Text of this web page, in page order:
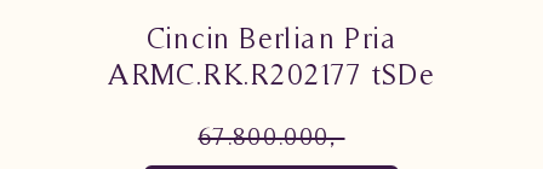
Cincin Berlian Pria
ARMC.RK.R202177 tSDe
67.800.000,-